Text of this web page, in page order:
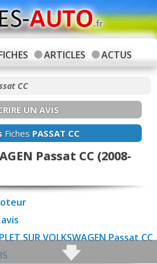
ARTICLES
ACTUS
CC
UN AVIS
Fiches PASSAT CC
Passat CC (2008-
SUR VOLKSWAGEN Passat CC